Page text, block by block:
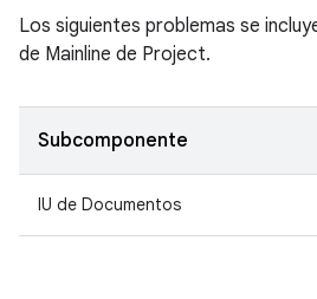
Los siguientes problemas se
de Mainline de Project.
Subcomponente
IU de Documentos